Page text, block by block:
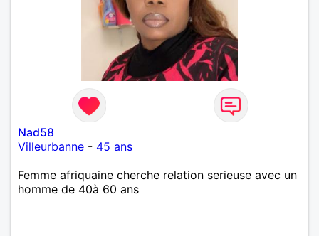
Nad58
Villeurbanne - 45 ans
Femme afriquaine cherche relation serieuse avec un
homme de 40à 60 ans